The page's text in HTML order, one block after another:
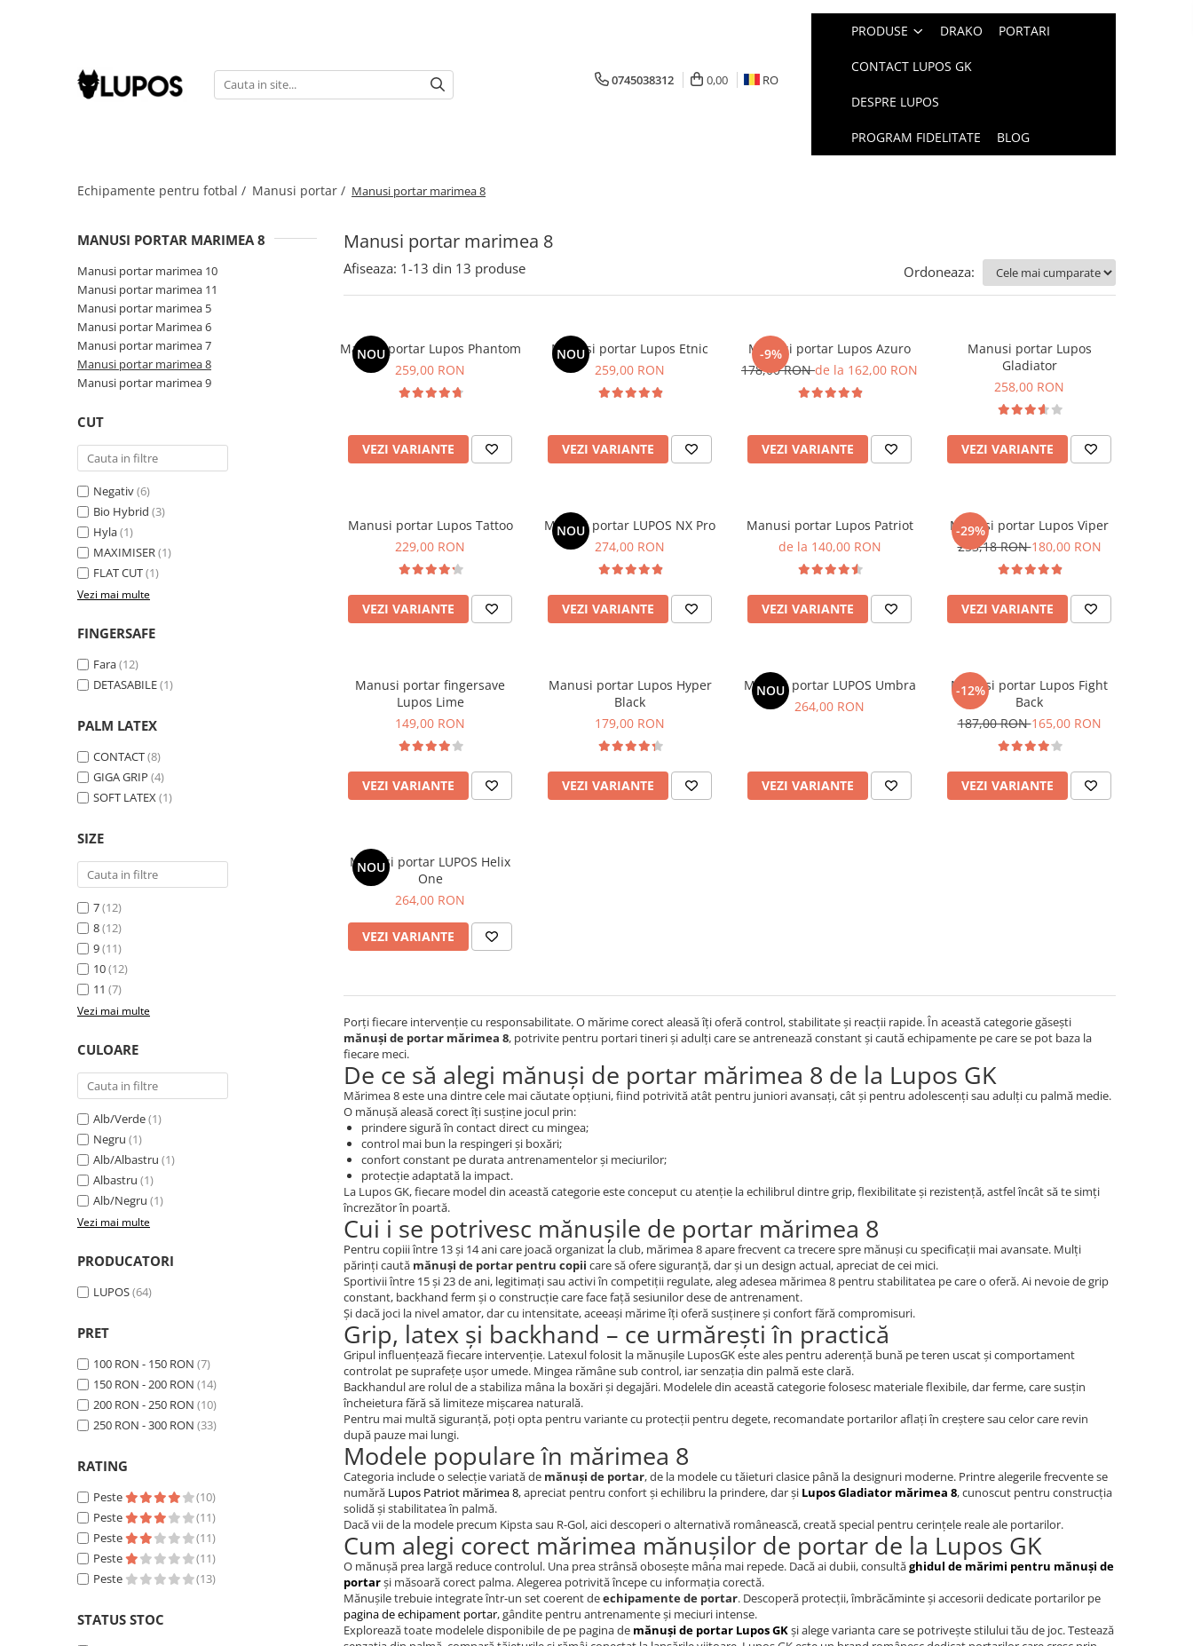
Manusi portar
Manusi portar marimea 8
Manusi portar marimea 10
Accesorii pentru antrenament
Echipament portar
Echipamente sportive
personalizate
0745038312 0,00 RO
PRODUSE DRAKO PORTARI
CONTACT LUPOS GK
DESPRE LUPOS
PROGRAM FIDELITATE BLOG
Echipamente pentru fotbal / Manusi portar / Manusi portar marimea 8
Manusi portar marimea 8
MANUSI PORTAR MARIMEA 8
Manusi portar marimea 10
Manusi portar marimea 11
Manusi portar marimea 5
Manusi portar Marimea 6
Manusi portar marimea 7
Manusi portar marimea 8
Manusi portar marimea 9
CUT
Negativ(6)
Bio Hybrid (3)
Hyla(1)
MAXIMISER(1)
FLAT CUT(1)
Vezi mai multe
FINGERSAFE
Fara(12)
DETASABILE(1)
PALM LATEX
CONTACT(8)
GIGA GRIP (4)
SOFT LATEX(1)
SIZE
7(12)
8(12)
9(11)
10(12)
11 (7)
Vezi mai multe
CULOARE
Alb/Verde(1)
Negru (1)
Alb/Albastru (1)
Albastru (1)
Alb/Negru (1)
Vezi mai multe
PRODUCATORI
LUPOS(64)
PRET
100 RON - 150 RON (7)
150 RON - 200 RON (14)
200 RON - 250 RON (10)
250 RON - 300 RON (33)
RATING
Peste
(10)
Peste
(11)
Peste
(11)
Peste
(11)
Peste
(13)
STATUS STOC
Afiseaza: 1-13 din 13 produse Ordoneaza:
NOU
Manusi portar Lupos Phantom
259,00 RON
VEZI VARIANTE
NOU
Manusi portar Lupos Etnic
259,00 RON
VEZI VARIANTE
-9%
Manusi portar Lupos Azuro
178,00 RONde la 162,00 RON
VEZI VARIANTE
Manusi portar Lupos
Gladiator
258,00 RON
VEZI VARIANTE
Manusi portar Lupos Tattoo
229,00 RON
VEZI VARIANTE
NOU
Mănuși portar LUPOS NX Pro
274,00 RON
VEZI VARIANTE
Manusi portar Lupos Patriot
de la 140,00 RON
VEZI VARIANTE
-29%
Manusi portar Lupos Viper
253,18 RON180,00 RON
VEZI VARIANTE
Manusi portar fingersave
Lupos Lime
149,00 RON
VEZI VARIANTE
Manusi portar Lupos Hyper
Black
179,00 RON
VEZI VARIANTE
NOU
Mănuși portar LUPOS Umbra
264,00 RON
VEZI VARIANTE
-12%
Manusi portar Lupos Fight
Back
187,00 RON165,00 RON
VEZI VARIANTE
NOU
Mănuși portar LUPOS Helix
One
264,00 RON
VEZI VARIANTE
Porți fiecare intervenție cu responsabilitate. O mărime corect aleasă îți oferă control, stabilitate și reacții rapide. În această categorie găsești
mănuși de portar mărimea 8, potrivite pentru portari tineri și adulți care se antrenează constant și caută echipamente pe care se pot baza la
fiecare meci.
De ce să alegi mănuși de portar mărimea 8 de la Lupos GK
Mărimea 8 este una dintre cele mai căutate opțiuni, fiind potrivită atât pentru juniori avansați, cât și pentru adolescenți sau adulți cu palmă medie.
O mănușă aleasă corect îți susține jocul prin:
prindere sigură în contact direct cu mingea;
control mai bun la respingeri și boxări;
confort constant pe durata antrenamentelor și meciurilor;
protecție adaptată la impact.
La Lupos GK, fiecare model din această categorie este conceput cu atenție la echilibrul dintre grip, flexibilitate și rezistență, astfel încât să te simți
încrezător în poartă.
Cui i se potrivesc mănușile de portar mărimea 8
Pentru copiii între 13 și 14 ani care joacă organizat la club, mărimea 8 apare frecvent ca trecere spre mănuși cu specificații mai avansate. Mulți
părinți caută mănuși de portar pentru copii care să ofere siguranță, dar și un design actual, apreciat de cei mici.
Sportivii între 15 și 23 de ani, legitimați sau activi în competiții regulate, aleg adesea mărimea 8 pentru stabilitatea pe care o oferă. Ai nevoie de grip
constant, backhand ferm și o construcție care face față sesiunilor dese de antrenament.
Și dacă joci la nivel amator, dar cu intensitate, aceeași mărime îți oferă susținere și confort fără compromisuri.
Grip, latex și backhand – ce urmărești în practică
Gripul influențează fiecare intervenție. Latexul folosit la mănușile LuposGK este ales pentru aderență bună pe teren uscat și comportament
controlat pe suprafețe ușor umede. Mingea rămâne sub control, iar senzația din palmă este clară.
Backhandul are rolul de a stabiliza mâna la boxări și degajări. Modelele din această categorie folosesc materiale flexibile, dar ferme, care susțin
încheietura fără să limiteze mișcarea naturală.
Pentru mai multă siguranță, poți opta pentru variante cu protecții pentru degete, recomandate portarilor aflați în creștere sau celor care revin
după pauze mai lungi.
Modele populare în mărimea 8
Categoria include o selecție variată de mănuși de portar, de la modele cu tăieturi clasice până la designuri moderne. Printre alegerile frecvente se
numără Lupos Patriot mărimea 8, apreciat pentru confort și echilibru la prindere, dar și Lupos Gladiator mărimea 8, cunoscut pentru construcția
solidă și stabilitatea în palmă.
Dacă vii de la modele precum Kipsta sau R-Gol, aici descoperi o alternativă românească, creată special pentru cerințele reale ale portarilor.
Cum alegi corect mărimea mănușilor de portar de la Lupos GK
O mănușă prea largă reduce controlul. Una prea strânsă obosește mâna mai repede. Dacă ai dubii, consultăghidul de mărimi pentru mănuși de
portarși măsoară corect palma. Alegerea potrivită începe cu informația corectă.
Mănușile trebuie integrate într-un set coerent deechipamente de portar. Descoperă protecții, îmbrăcăminte și accesorii dedicate portarilor pe
pagina de echipament portar, gândite pentru antrenamente și meciuri intense.
Explorează toate modelele disponibile de pe pagina de mănuși de portar Lupos GKși alege varianta care se potrivește stilului tău de joc. Testează